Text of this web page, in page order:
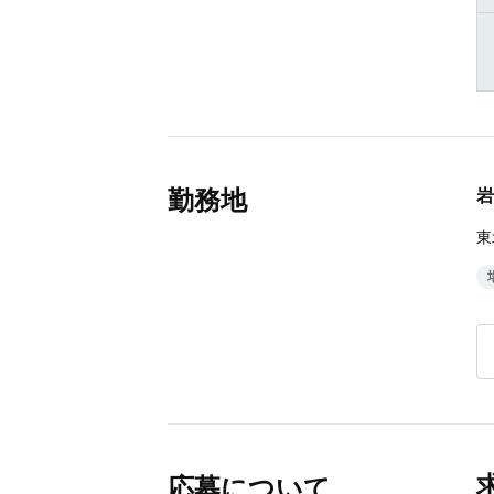
勤務地
応募について